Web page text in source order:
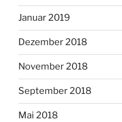
Januar 2019
Dezember 2018
November 2018
September 2018
Mai 2018